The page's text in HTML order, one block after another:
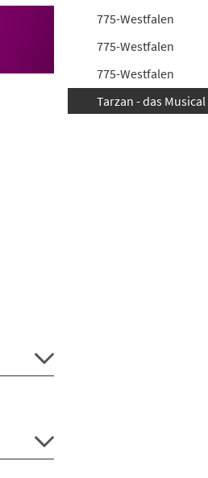
775-Westfalen
775-Westfalen
775-Westfalen
Tarzan - das Musical